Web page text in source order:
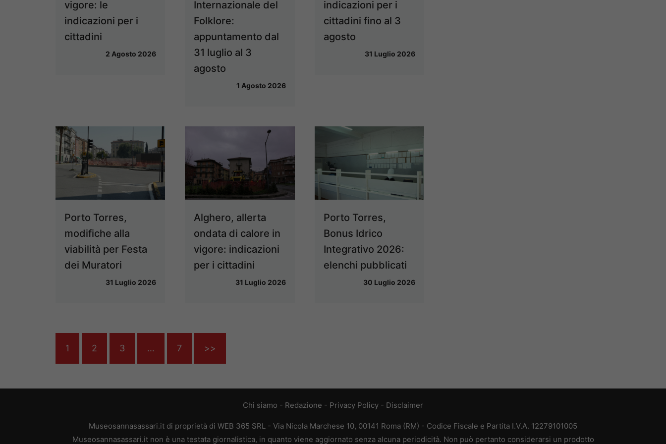
vigore: le
indicazioni per i
cittadini
2 Agosto 2026
Internazionale del
Folklore:
appuntamento dal
31 luglio al 3
agosto
1 Agosto 2026
indicazioni per i
cittadini fino al 3
agosto
31 Luglio 2026
Porto Torres,
modifiche alla
viabilità per Festa
dei Muratori
31 Luglio 2026
Alghero, allerta
ondata di calore in
vigore: indicazioni
per i cittadini
31 Luglio 2026
Porto Torres,
Bonus Idrico
Integrativo 2026:
elenchi pubblicati
30 Luglio 2026
1 2 3 … 7 >>
Chi siamo - Redazione - Privacy Policy - Disclaimer
Museosannasassari.it di proprietà di WEB 365 SRL - Via Nicola Marchese 10, 00141 Roma (RM) - Codice Fiscale e Partita I.V.A. 12279101005
Museosannasassari.it non è una testata giornalistica, in quanto viene aggiornato senza alcuna periodicità. Non può pertanto considerarsi un prodotto